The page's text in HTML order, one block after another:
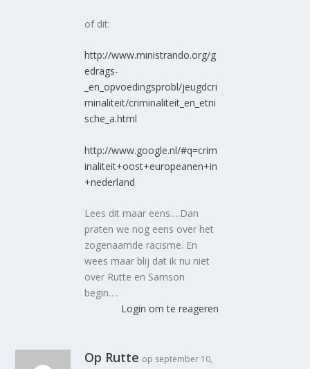
of dit:
http://www.ministrando.org/g
edrags-
_en_opvoedingsprobl/jeugdcri
minaliteit/criminaliteit_en_etni
sche_a.html
http://www.google.nl/#q=crim
inaliteit+oost+europeanen+in
+nederland
Lees dit maar eens….Dan
praten we nog eens over het
zogenaamde racisme. En
wees maar blij dat ik nu niet
over Rutte en Samson
begin….
Login om te reageren
Op Rutte op september 10,